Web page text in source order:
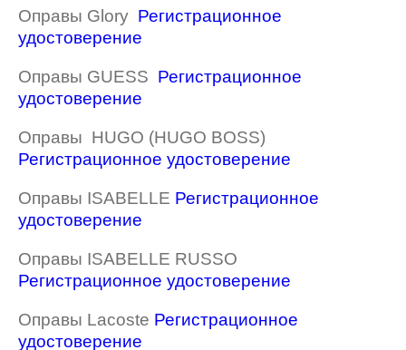
Оправы Glory Регистрационное
удостоверение
Оправы GUESS Регистрационное
удостоверение
Оправы HUGO (HUGO BOSS)
Регистрационное удостоверение
Оправы ISABELLE Регистрационное
удостоверение
Оправы ISABELLE RUSSO
Регистрационное удостоверение
Оправы Lacoste Регистрационное
удостоверение